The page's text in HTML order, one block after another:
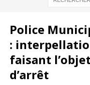
Police
:
faisant
d’arrêt